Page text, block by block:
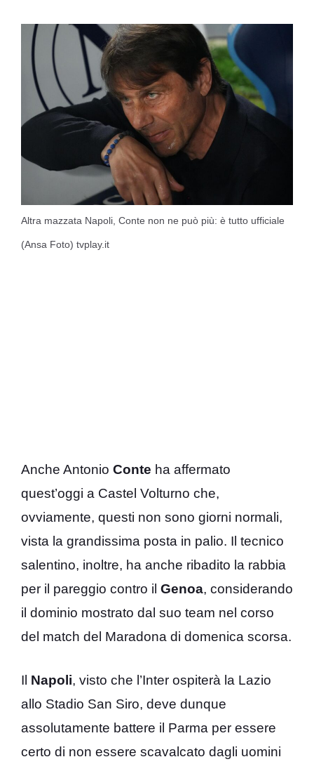
Altra mazzata Napoli, Conte non ne può più: è tutto ufficiale
(Ansa Foto) tvplay.it
Anche Antonio Conte ha affermato
quest’oggi a Castel Volturno che,
ovviamente, questi non sono giorni normali,
vista la grandissima posta in palio. Il tecnico
salentino, inoltre, ha anche ribadito la rabbia
per il pareggio contro il Genoa, considerando
il dominio mostrato dal suo team nel corso
del match del Maradona di domenica scorsa.
Il Napoli, visto che l’Inter ospiterà la Lazio
allo Stadio San Siro, deve dunque
assolutamente battere il Parma per essere
certo di non essere scavalcato dagli uomini